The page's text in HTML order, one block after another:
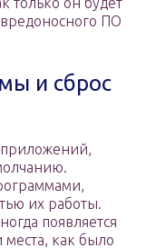
ПО
и сброс
приложений,
их работы.
появляется
места, как было